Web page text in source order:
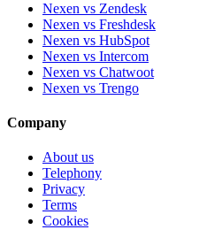
Nexen vs Zendesk
Nexen vs Freshdesk
Nexen vs HubSpot
Nexen vs Intercom
Nexen vs Chatwoot
Nexen vs Trengo
Company
About us
Telephony
Privacy
Terms
Cookies